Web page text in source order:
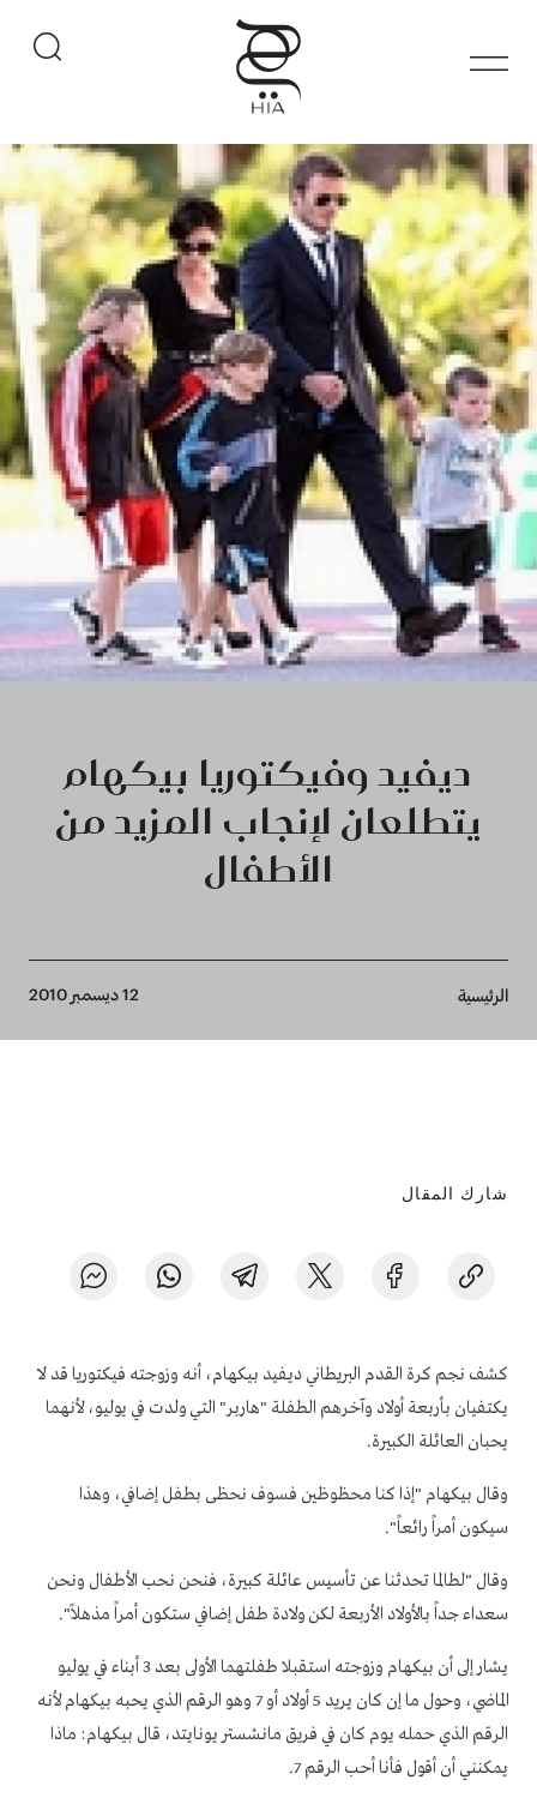
ديفيد وفيكتوريا بيكهام
يتطلعان لإنجاب المزيد من
الأطفال
Breadcrumb
الرئيسية 12 ديسمبر 2010
شارك المقال
كشف نجم كرة القدم البريطاني ديفيد بيكهام، أنه وزوجته فيكتوريا قد لا
يكتفيان بأربعة أولاد وآخرهم الطفلة "هاربر" التي ولدت في يوليو، لأنهما
يحبان العائلة الكبيرة.
وقال بيكهام "إذا كنا محظوظين فسوف نحظى بطفل إضافي، وهذا
سيكون أمراً رائعاً".
وقال "لطالما تحدثنا عن تأسيس عائلة كبيرة، فنحن نحب الأطفال ونحن
سعداء جداً بالأولاد الأربعة لكن ولادة طفل إضافي ستكون أمراً مذهلاً".
يشار إلى أن بيكهام وزوجته استقبلا طفلتهما الأولى بعد 3 أبناء في يوليو
الماضي، وحول ما إن كان يريد 5 أولاد أو 7 وهو الرقم الذي يحبه بيكهام لأنه
الرقم الذي حمله يوم كان في فريق مانشستر يونايتد، قال بيكهام: ماذا
يمكنني أن أقول فأنا أحب الرقم 7.